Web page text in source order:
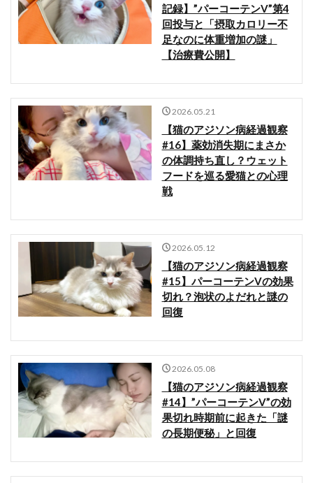
記録】”パーコーテンV”第4
回投与と「摂取カロリー不
足なのに体重増加の謎」
【治療費公開】
2026.05.21
【猫のアジソン病経過観察
#16】薬効消失期にまさか
の体調持ち直し？ウェット
フードを巡る愛猫との心理
戦
2026.05.12
【猫のアジソン病経過観察
#15】パーコーテンVの効果
切れ？泡状のよだれと謎の
回復
2026.05.08
【猫のアジソン病経過観察
#14】”パーコーテンV”の効
果切れ時期前に起きた「謎
の長期便秘」と回復